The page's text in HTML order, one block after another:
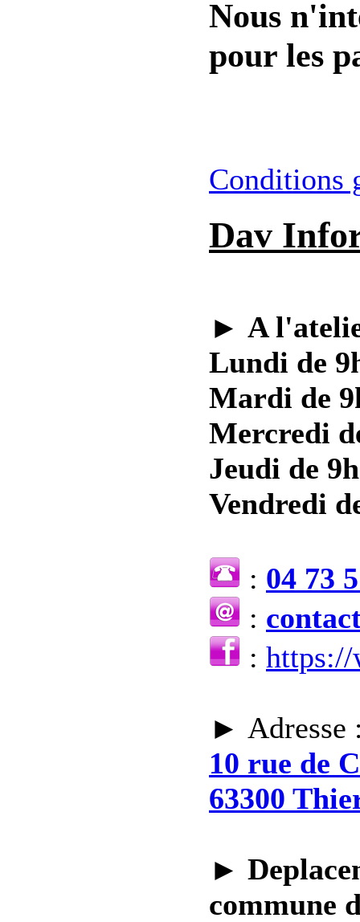
Nous
pour les
Conditions
Dav
► A
Lundi de
Mardi de
Mercredi
Jeudi de
Vendredi
: 04 73
:
:
► Adresse
10 rue de
63300
►
commune